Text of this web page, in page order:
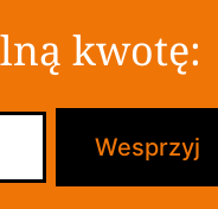
kwotę: